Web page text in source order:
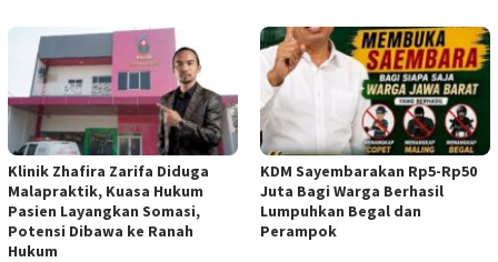
Klinik Zhafira Zarifa Diduga
Malapraktik, Kuasa Hukum
Pasien Layangkan Somasi,
Potensi Dibawa ke Ranah
Hukum
KDM Sayembarakan Rp5-Rp50
Juta Bagi Warga Berhasil
Lumpuhkan Begal dan
Perampok